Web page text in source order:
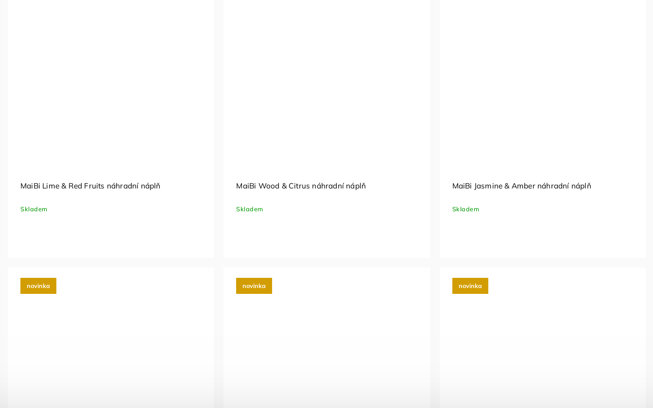
MaiBi Lime & Red Fruits náhradní náplň
Skladem
MaiBi Wood & Citrus náhradní náplň
Skladem
MaiBi Jasmine & Amber náhradní náplň
Skladem
novinka novinka novinka